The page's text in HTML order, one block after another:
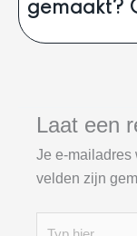
gemaakt?
Laat een
Je e-mailadres
velden zijn